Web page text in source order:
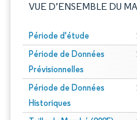
VUE D’ENSEMBLE DU
Période d'étude
Période de Données
Prévisionnelles
Période de Données
Historiques